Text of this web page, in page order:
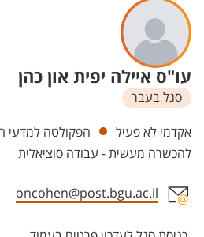
עו"ס איילה יפית און כהן
סגל בעבר
יחידות
אקדמי לא פעיל
הפקולטה למדעי
להכשרה מעשית - עבודה סוציאלית
oncohen@post.bgu.ac.il